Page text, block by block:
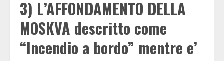
3) L’AFFONDAMENTO DELLA
MOSKVA descritto come
“Incendio a bordo” mentre e’